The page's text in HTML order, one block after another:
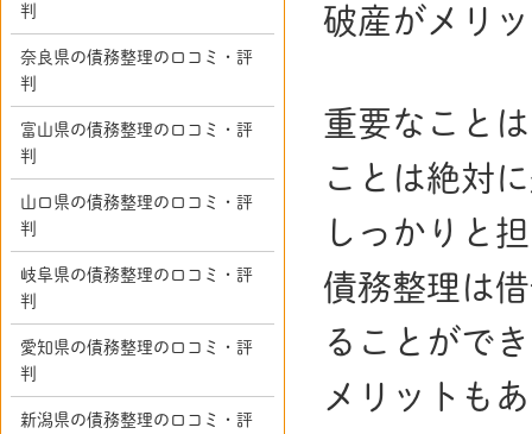
破産がメリ
重要なこと
ことは絶対
しっかりと
債務整理は
ることがで
メリットも
判
奈良県の債務整理の口コミ・評
判
富山県の債務整理の口コミ・評
判
山口県の債務整理の口コミ・評
判
岐阜県の債務整理の口コミ・評
判
愛知県の債務整理の口コミ・評
判
新潟県の債務整理の口コミ・評